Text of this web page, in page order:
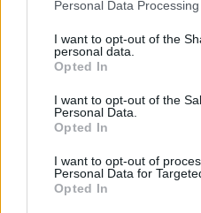
Personal Data
I want to opt-out of the
personal data.
Opted In
I want to opt-out of the
Personal Data.
Opted In
I want to opt-out of
Personal Data for
Opted In
Aveva ragione
26 Novembre 2024, 18:06